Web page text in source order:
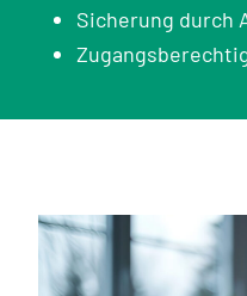
Sicherung durch